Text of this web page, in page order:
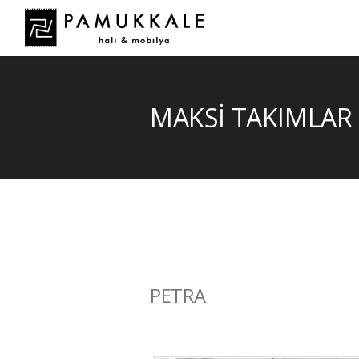
MAKSİ TAKIMLAR
PETRA